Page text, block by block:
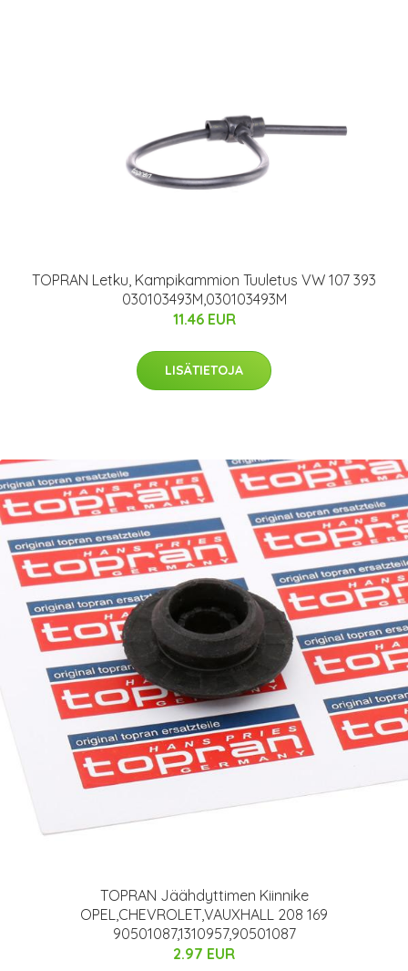
TOPRAN Letku, Kampikammion Tuuletus VW 107 393
030103493M,030103493M
11.46 EUR
LISÄTIETOJA
TOPRAN Jäähdyttimen Kiinnike
OPEL,CHEVROLET,VAUXHALL 208 169
90501087,1310957,90501087
2.97 EUR